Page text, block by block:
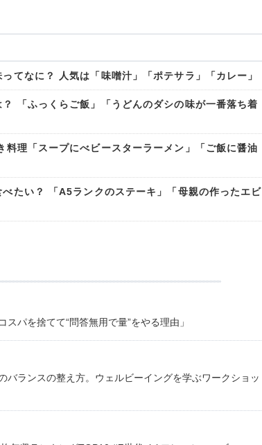
てなに？ 人気は「味噌汁」「ポテサラ」「カレー」
「ふっくらご飯」「うどんのダシの味が一番落ち着
理「スープにべビースターラーメン」「ご飯に醤油
たい？ 「A5ランクのステーキ」「母親の作ったエビ
パを捨てて“問答無用で量”をやる理由」
ランスの整え方。ウェルビーイングを学ぶワークショッ